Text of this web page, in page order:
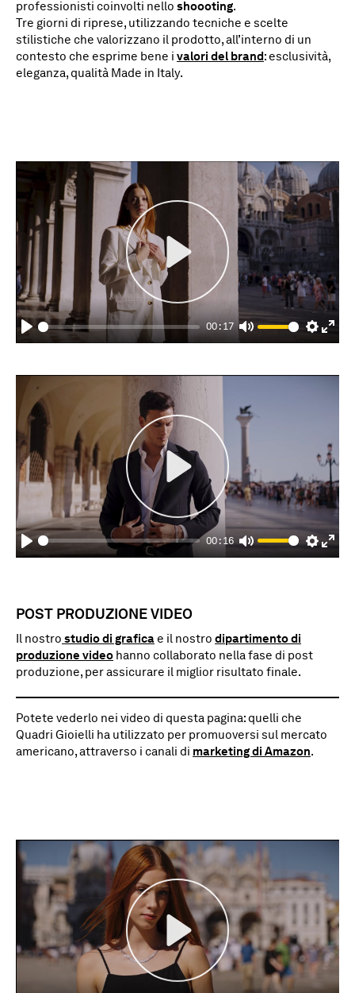
professionisti coinvolti nello shoooting.
Tre giorni di riprese, utilizzando tecniche e scelte
stilistiche che valorizzano il prodotto, all’interno di un
contesto che esprime bene i valori del brand: esclusività,
eleganza, qualità Made in Italy.
Play
00:17
Mute Settings
Enter
Play
Play
00:16
Mute Settings
Enter
Play
POST PRODUZIONE VIDEO
Il nostro studio di grafica e il nostro dipartimento di
produzione video hanno collaborato nella fase di post
produzione, per assicurare il miglior risultato finale.
Potete vederlo nei video di questa pagina: quelli che
Quadri Gioielli ha utilizzato per promuoversi sul mercato
americano, attraverso i canali di marketing di Amazon.
Play